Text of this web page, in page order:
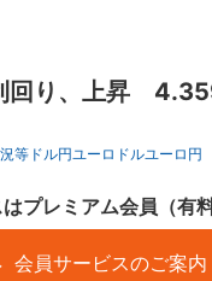
回り、上昇
等 ドル円ユーロドルユーロ円
プレミアム会員（有
会員サービスのご案内